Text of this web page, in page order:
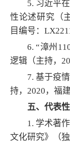
5. 习近平
性论述研究（
目编号：
6. “漳州
逻辑（主持，
7. 基于疫
持，2020，福
五、代表
1. 学术著
文化研究》（